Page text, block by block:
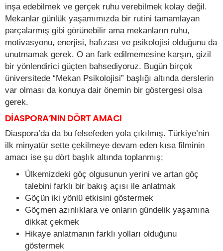
inşa edebilmek ve gerçek ruhu verebilmek kolay değil.
Mekanlar günlük yaşamımızda bir rutini tamamlayan
parçalarmış gibi görünebilir ama mekanların ruhu,
motivasyonu, enerjisi, hafızası ve psikolojisi olduğunu da
unutmamak gerek. O an fark edilmemesine karşın, gizil
bir yönlendirici güçten bahsediyoruz. Bugün birçok
üniversitede “Mekan Psikolojisi” başlığı altında derslerin
var olması da konuya dair önemin bir göstergesi olsa
gerek.
DİASPORA’NIN DÖRT AMACI
Diaspora’da da bu felsefeden yola çıkılmış. Türkiye’nin
ilk minyatür sette çekilmeye devam eden kısa filminin
amacı ise şu dört başlık altında toplanmış;
Ülkemizdeki göç olgusunun yerini ve artan göç
talebini farklı bir bakış açısı ile anlatmak
Göçün iki yönlü etkisini göstermek
Göçmen azınlıklara ve onların gündelik yaşamına
dikkat çekmek
Hikaye anlatmanın farklı yolları olduğunu
göstermek